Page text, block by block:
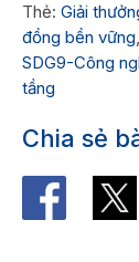
Thẻ: Giải
đồng bền vững,
SDG9-Công
tầng
Chia sẻ